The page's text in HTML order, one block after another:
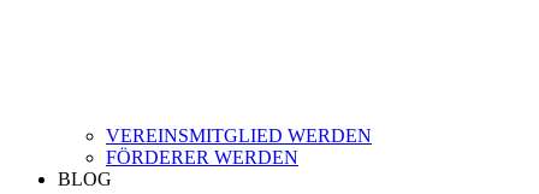
VEREINSMITGLIED WERDEN
FÖRDERER WERDEN
BLOG